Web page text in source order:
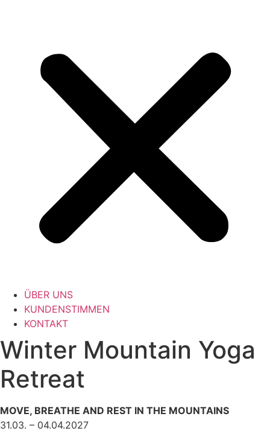
ÜBER UNS
KUNDENSTIMMEN
KONTAKT
Winter Mountain Yoga
Retreat
MOVE, BREATHE AND REST IN THE MOUNTAINS
31.03. – 04.04.2027